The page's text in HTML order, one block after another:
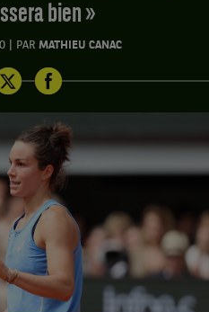
bien »
PAR MATHIEU CANAC